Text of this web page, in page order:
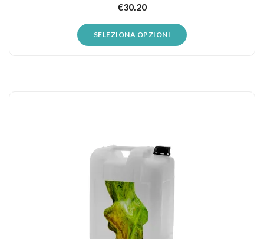
Autorizzo al trattamento dei miei dati come
previsto dallaPrivacy Policydel sito.
€30.20
SELEZIONA OPZIONI